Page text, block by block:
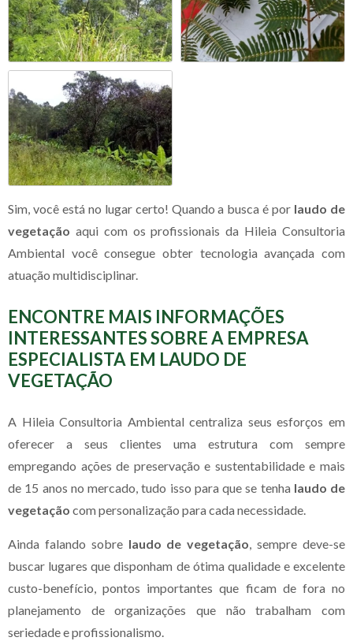
Sim, você está no lugar certo! Quando a busca é por laudo de
vegetação aqui com os profissionais da Hileia Consultoria
Ambiental você consegue obter tecnologia avançada com
atuação multidisciplinar.
ENCONTRE MAIS INFORMAÇÕES
INTERESSANTES SOBRE A EMPRESA
ESPECIALISTA EM LAUDO DE
VEGETAÇÃO
A Hileia Consultoria Ambiental centraliza seus esforços em
oferecer a seus clientes uma estrutura com sempre
empregando ações de preservação e sustentabilidade e mais
de 15 anos no mercado, tudo isso para que se tenha laudo de
vegetação com personalização para cada necessidade.
Ainda falando sobre laudo de vegetação, sempre deve-se
buscar lugares que disponham de ótima qualidade e excelente
custo-benefício, pontos importantes que ficam de fora no
planejamento de organizações que não trabalham com
seriedade e profissionalismo.